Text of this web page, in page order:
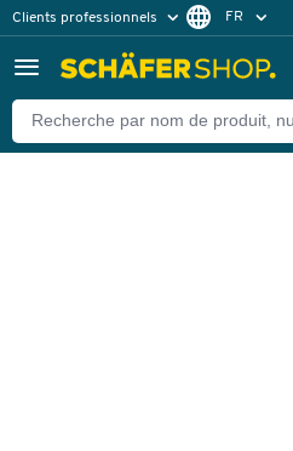
Clients professionnels
Clients particuliers
FR
Retour